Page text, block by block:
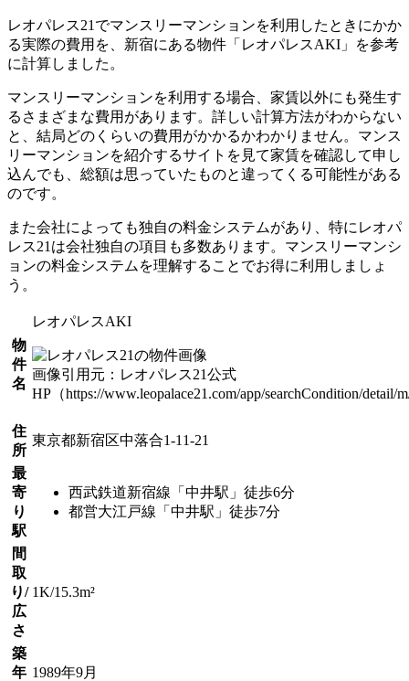
レオパレス21でマンスリーマンションを利用したときにかか
る実際の費用を、新宿にある物件「レオパレスAKI」を参考
に計算しました。
マンスリーマンションを利用する場合、家賃以外にも発生す
るさまざまな費用があります。詳しい計算方法がわからない
と、結局どのくらいの費用がかかるかわかりません。マンス
リーマンションを紹介するサイトを見て家賃を確認して申し
込んでも、総額は思っていたものと違ってくる可能性がある
のです。
また会社によっても独自の料金システムがあり、特にレオパ
レス21は会社独自の項目も多数あります。マンスリーマンシ
ョンの料金システムを理解することでお得に利用しましょ
う。
物
件
名
レオパレスAKI
画像引用元：レオパレス21公式
HP（https://www.leopalace21.com/app/searchCondition/detail/
住
所
東京都新宿区中落合1-11-21
最
寄
り
駅
西武鉄道新宿線「中井駅」徒歩6分
都営大江戸線「中井駅」徒歩7分
間
取
り/
広
さ
1K/15.3m²
築
年 1989年9月